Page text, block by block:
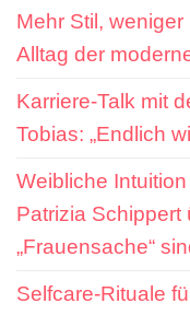
Mehr Stil,
Alltag der
Karriere-Talk mit
Tobias: „Endlich
Weibliche
Patrizia Schippert
„Frauensache“
Selfcare-Rituale